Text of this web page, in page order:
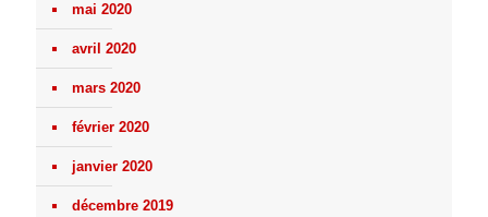
mai 2020
avril 2020
mars 2020
février 2020
janvier 2020
décembre 2019